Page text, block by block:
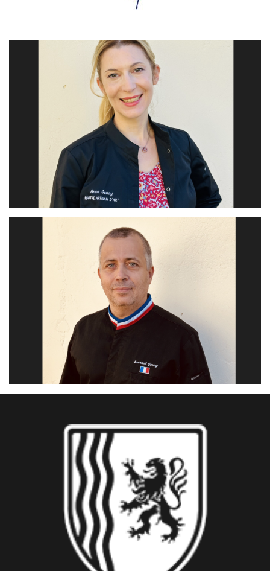
Anne GENAY Maitre d’art Opticienne-Lunetière
Laurent GENAY Meilleur Ouvrier de France Opticien-Lunetier